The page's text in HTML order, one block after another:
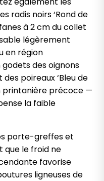
radis noirs ‘Rond de
à 2 cm du collet
légèrement
en région
des oignons
des poireaux ‘Bleu de
printanière précoce —
la faible
porte-greffes et
que le froid ne
favorise
ligneuses de